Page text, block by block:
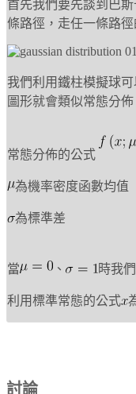
首先我們要先談到巴
條路徑，走任一條路徑
我們利用鐵柱模擬球
圖形就會類似常態分
常態分佈的公式
為機率密度函數均值
為標準差
當 、 時我
利用標準常態的公式
討論